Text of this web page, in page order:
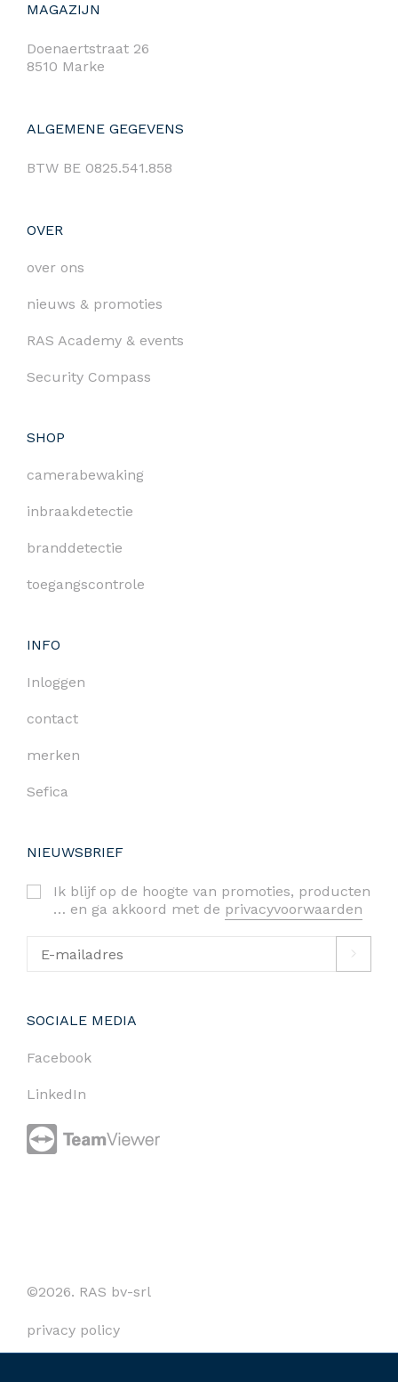
MAGAZIJN
Doenaertstraat 26
8510 Marke
ALGEMENE GEGEVENS
BTW BE 0825.541.858
OVER
over ons
nieuws & promoties
RAS Academy & events
Security Compass
SHOP
camerabewaking
inbraakdetectie
branddetectie
toegangscontrole
INFO
Inloggen
contact
merken
Sefica
NIEUWSBRIEF
Ik blijf op de hoogte van promoties, producten
… en ga akkoord met de privacyvoorwaarden
SOCIALE MEDIA
Facebook
LinkedIn
©2026. RAS bv-srl
privacy policy